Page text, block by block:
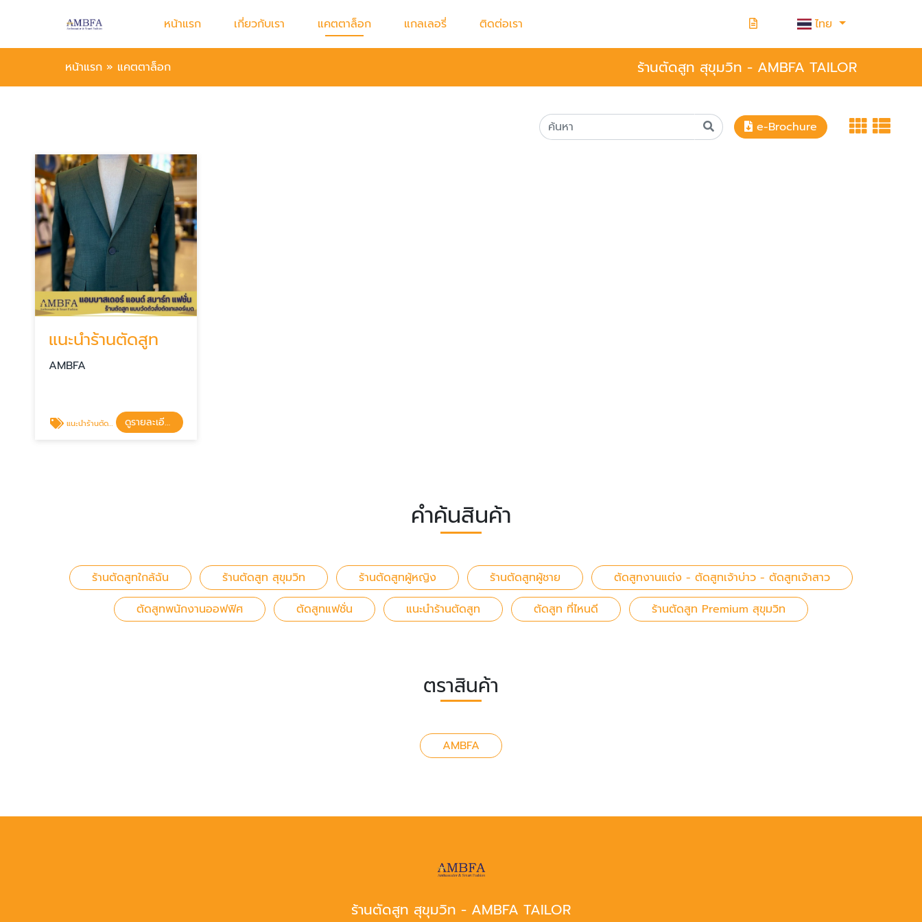
หน้าแรก เกี่ยวกับเรา แคตตาล็อก แกลเลอรี่ ติดต่อเรา ไทย
หน้าแรก » แคตตาล็อก ร้านตัดสูท สุขุมวิท - AMBFA TAILOR
e-Brochure
แนะนำร้านตัดสูท
AMBFA
แนะนำร้านตัดสูท ดูรายละเอียด
คำค้นสินค้า
ร้านตัดสูทใกล้ฉัน ร้านตัดสูท สุขุมวิท ร้านตัดสูทผู้หญิง ร้านตัดสูทผู้ชาย
ตัดสูทงานแต่ง - ตัดสูทเจ้าบ่าว - ตัดสูทเจ้าสาว
ตัดสูทพนักงานออฟฟิศ
ตัดสูทแฟชั่น แนะนำร้านตัดสูท ตัดสูท ที่ไหนดี ร้านตัดสูท Premium สุขุมวิท
ตราสินค้า
AMBFA
ร้านตัดสูท สุขุมวิท - AMBFA TAILOR